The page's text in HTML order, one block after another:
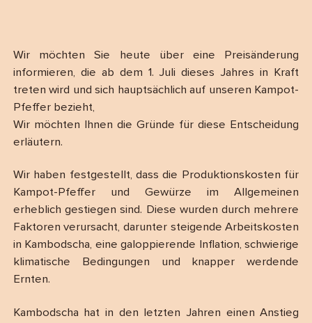
Wir möchten Sie heute über eine Preisänderung
informieren, die ab dem 1. Juli dieses Jahres in Kraft
treten wird und sich hauptsächlich auf unseren Kampot-
Pfeffer bezieht,
Wir möchten Ihnen die Gründe für diese Entscheidung
erläutern.
Wir haben festgestellt, dass die Produktionskosten für
Kampot-Pfeffer und Gewürze im Allgemeinen
erheblich gestiegen sind. Diese wurden durch mehrere
Faktoren verursacht, darunter steigende Arbeitskosten
in Kambodscha, eine galoppierende Inflation, schwierige
klimatische Bedingungen und knapper werdende
Ernten.
Kambodscha hat in den letzten Jahren einen Anstieg